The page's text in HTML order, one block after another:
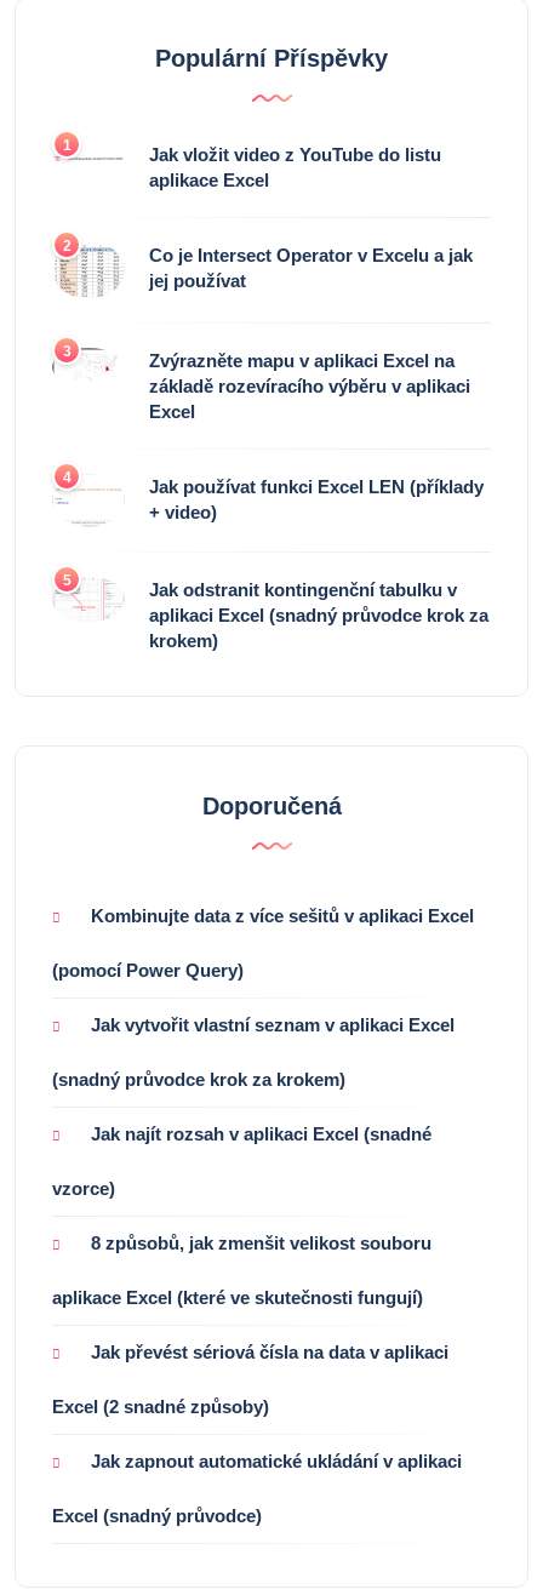
Populární Příspěvky
1
Jak vložit video z YouTube do listu
aplikace Excel
2
Co je Intersect Operator v Excelu a jak
jej používat
3
Zvýrazněte mapu v aplikaci Excel na
základě rozevíracího výběru v aplikaci
Excel
4
Jak používat funkci Excel LEN (příklady
+ video)
5
Jak odstranit kontingenční tabulku v
aplikaci Excel (snadný průvodce krok za
krokem)
Doporučená
Kombinujte data z více sešitů v aplikaci Excel
(pomocí Power Query)
Jak vytvořit vlastní seznam v aplikaci Excel
(snadný průvodce krok za krokem)
Jak najít rozsah v aplikaci Excel (snadné
vzorce)
8 způsobů, jak zmenšit velikost souboru
aplikace Excel (které ve skutečnosti fungují)
Jak převést sériová čísla na data v aplikaci
Excel (2 snadné způsoby)
Jak zapnout automatické ukládání v aplikaci
Excel (snadný průvodce)